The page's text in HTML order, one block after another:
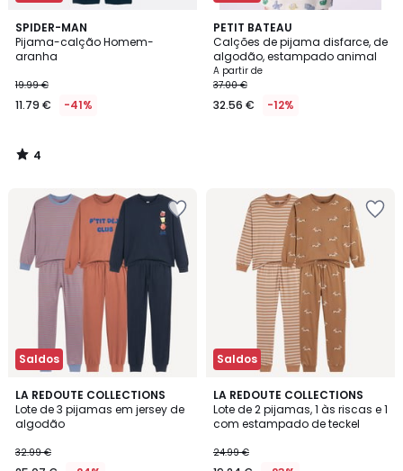
SPIDER-MAN
Pijama-calção Homem-
aranha
19.99 €
11.79 € -41%
4
/
5
4
/
PETIT BATEAU
Calções de pijama disfarce, de
algodão, estampado animal
A partir de
37.00 €
32.56 € -12%
Saldos
LA REDOUTE COLLECTIONS
Lote de 3 pijamas em jersey de
algodão
32.99 €
4
/
5
Saldos
LA REDOUTE COLLECTIONS
Lote de 2 pijamas, 1 às riscas e 1
com estampado de teckel
24.99 €
4,2
/ 5